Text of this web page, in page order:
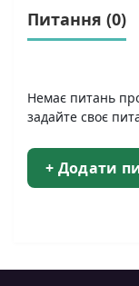
Питання (0)
Немає питань
задайте своє
+ Додати